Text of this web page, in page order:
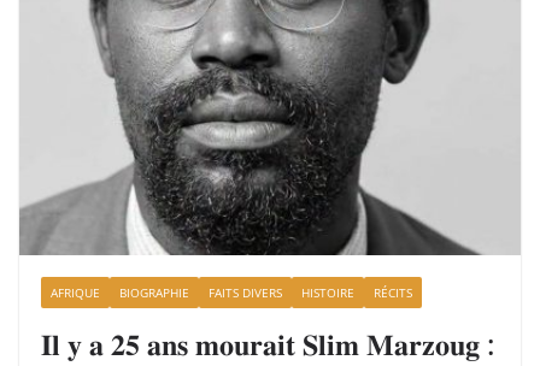
AFRIQUE BIOGRAPHIE FAITS DIVERS HISTOIRE RÉCITS
𝐈𝐥 𝐲 𝐚 𝟐𝟓 𝐚𝐧𝐬 𝐦𝐨𝐮𝐫𝐚𝐢𝐭 𝐒𝐥𝐢𝐦 𝐌𝐚𝐫𝐳𝐨𝐮𝐠 :